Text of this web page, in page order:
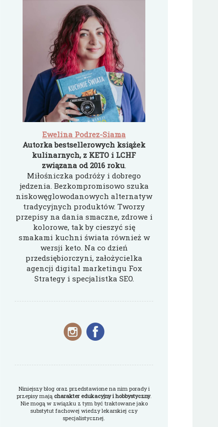
Ewelina Podrez-Siama
Autorka bestsellerowych książek
kulinarnych, z KETO i LCHF
związana od 2016 roku.
Miłośniczka podróży i dobrego
jedzenia. Bezkompromisowo szuka
niskowęglowodanowych alternatyw
tradycyjnych produktów. Tworzy
przepisy na dania smaczne, zdrowe i
kolorowe, tak by cieszyć się
smakami kuchni świata również w
wersji keto. Na co dzień
przedsiębiorczyni, założycielka
agencji digital marketingu Fox
Strategy i specjalistka SEO.
Niniejszy blog oraz przedstawione na nim porady i
przepisy mają charakter edukacyjny i hobbystyczny.
Nie mogą w związku z tym być traktowane jako
substytut fachowej wiedzy lekarskiej czy
specjalistycznej.